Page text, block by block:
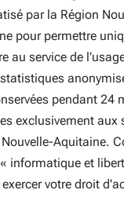
par la Région
pour permettre
au service de
pendant 24
exclusivement aux
Nouvelle-Aquitaine.
informatique et
votre droit